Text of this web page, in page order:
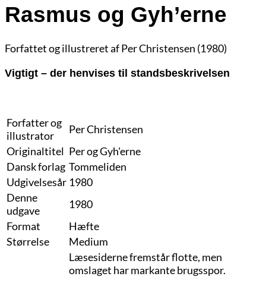
Rasmus og Gyh’erne
Forfattet og illustreret af Per Christensen (1980)
Vigtigt – der henvises til standsbeskrivelsen
Forfatter og
illustrator
Per Christensen
Originaltitel Per og Gyh'erne
Dansk forlag Tommeliden
Udgivelsesår 1980
Denne
udgave
1980
Format
Hæfte
Størrelse
Medium
Læsesiderne fremstår flotte, men
omslaget har markante brugsspor.